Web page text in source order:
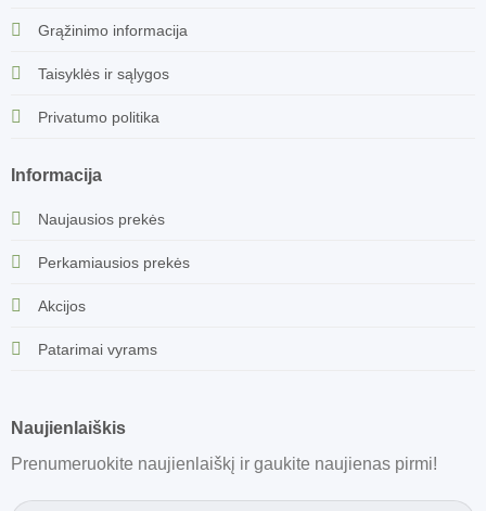
Grąžinimo informacija
Taisyklės ir sąlygos
Privatumo politika
Informacija
Naujausios prekės
Perkamiausios prekės
Akcijos
Patarimai vyrams
Naujienlaiškis
Prenumeruokite naujienlaiškį ir gaukite naujienas pirmi!